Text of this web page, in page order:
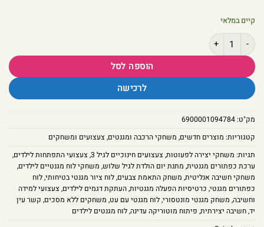
קיים במלאי
כמות של לוח כפתורים מגנטי אינטראקטיבי – משחק למידה והתאמת צבעים חווייתי
הוספה לסל
לרכישה
מק"ט:6900001094784
קטגוריות: מוצרים חדשים, משחקי הרכבה ומגנטים, צעצועים ומשחקים
תגיות: משחקי יצירה לפעוטות, צעצועים חינוכיים לגיל 3 , צעצועי התפתחות לילדים,
ערכת כפתורים מגנטית, מתנת יום הולדת לגיל שלוש, משחקי לוח מגנטיים לילדים,
משחקי חשיבה אנליטית, משחק התאמת צבעים,לוח ציור מגנטי בטיחותי,לוח
כפתורים מגנטי, כרטיסיות הפעלה מגנטיות,העתקת דגמים לילדים, צעצועי למידה
וחשיבה, משחק מגנטי מונטסורי,לוח מגנטי עם עט, משחקים ללא מסכים, קשר עין
יד,חשיבה יצירתית, פיתוח מוטוריקה עדינה,לוח מגנטים לילדים